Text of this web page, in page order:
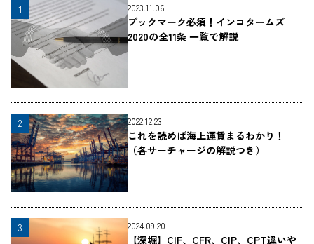
2023.11.06
ブックマーク必須！インコタームズ
2020の全11条 一覧で解説
2022.12.23
これを読めば海上運賃まるわかり！
（各サーチャージの解説つき）
2024.09.20
【深堀】CIF、CFR、CIP、CPT違いや